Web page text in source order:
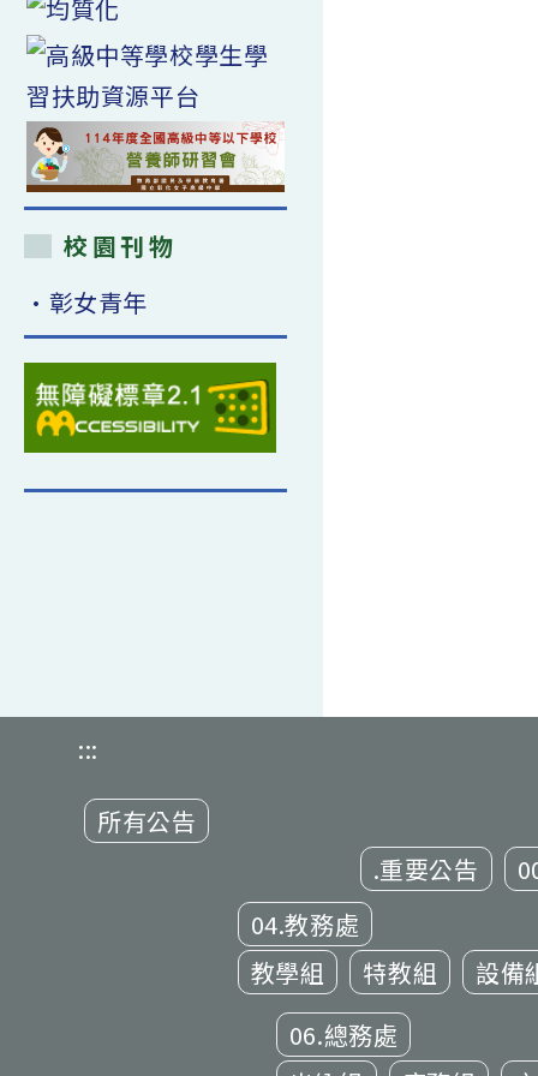
校園刊物
•彰女青年
:::
所有公告
.重要公告
04.教務處
教學組
特教組
設備
06.總務處